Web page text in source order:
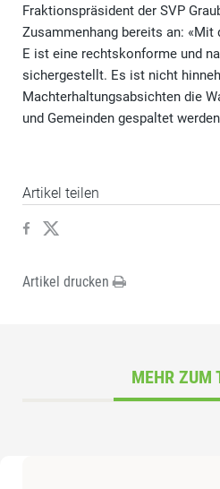
Fraktionspräsident der SVP
Zusammenhang bereits an: «Mit
E ist eine rechtskonforme und
sichergestellt. Es ist nicht
Machterhaltungsabsichten die
und Gemeinden gespaltet
Artikel teilen
Artikel drucken
MEHR ZUM